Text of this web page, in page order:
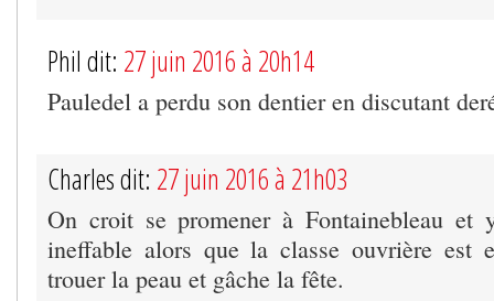
Phil dit: 27 juin 2016 à 20h14
Pauledel a perdu son dentier en discutant
Charles dit: 27 juin 2016 à 21h03
On croit se promener à Fontainebleau et
ineffable alors que la classe ouvrière est
trouer la peau et gâche la fête.